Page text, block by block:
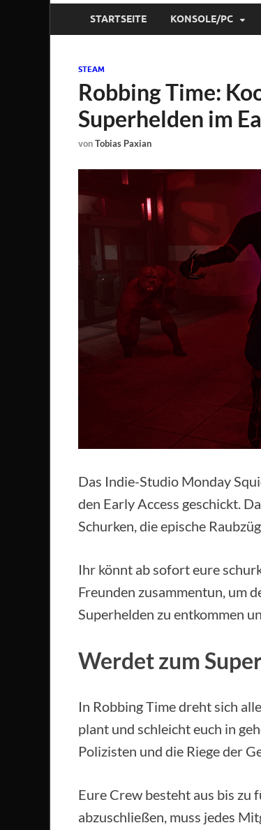
STARTSEITE KONSOLE/PC
STEAM
Robbing Time:
Superhelden im
vonTobias Paxian
Das Indie-Studio Monday
den Early Access geschickt.
Schurken, die epische
Ihr könnt ab sofort eure
Freunden zusammentun, um
Superhelden zu entkommen
Werdet zum
In Robbing Time dreht sich
plant und schleicht euch in
Polizisten und die Riege der
Eure Crew besteht aus bis zu
abzuschließen, muss jedes